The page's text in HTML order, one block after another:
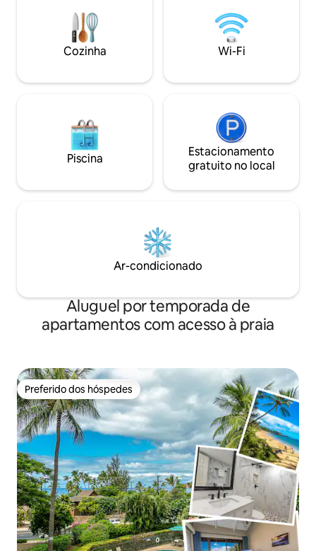
acesso ao chuveiro externo, segundo
quarto: cama queen size, sofá-cama
com queen size disponível. Indicações
de aluguel de carros com reserva. $ 445
Número da licença STLA 2017/0002.
trabalhar online,
desconectar e relaxar.
desfrutar de
para a praia, pôr
inverno.
Cozinha Wi-Fi
Piscina
Estacionamento
gratuito no local
Ar-condicionado
Aluguel por temporada de
apartamentos com acesso à praia
Preferido dos hóspedes
Preferido dos hóspedes